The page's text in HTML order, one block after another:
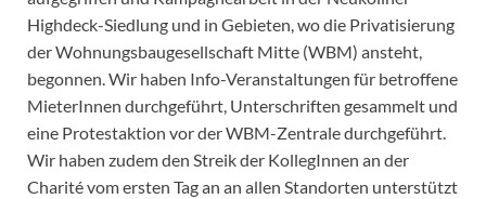
Highdeck-Siedlung und in Gebieten, wo die Privatisierung
der Wohnungsbaugesellschaft Mitte (WBM) ansteht,
begonnen. Wir haben Info-Veranstaltungen für betroffene
MieterInnen durchgeführt, Unterschriften gesammelt und
eine Protestaktion vor der WBM-Zentrale durchgeführt.
Wir haben zudem den Streik der KollegInnen an der
Charité vom ersten Tag an an allen Standorten unterstützt